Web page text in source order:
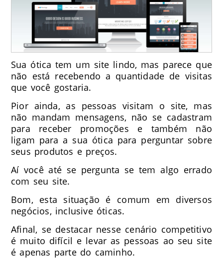
Sua ótica tem um site lindo, mas parece que
não está recebendo a quantidade de visitas
que você gostaria.
Pior ainda, as pessoas visitam o site, mas
não mandam mensagens, não se cadastram
para receber promoções e também não
ligam para a sua ótica para perguntar sobre
seus produtos e preços.
Aí você até se pergunta se tem algo errado
com seu site.
Bom, esta situação é comum em diversos
negócios, inclusive óticas.
Afinal, se destacar nesse cenário competitivo
é muito difícil e levar as pessoas ao seu site
é apenas parte do caminho.